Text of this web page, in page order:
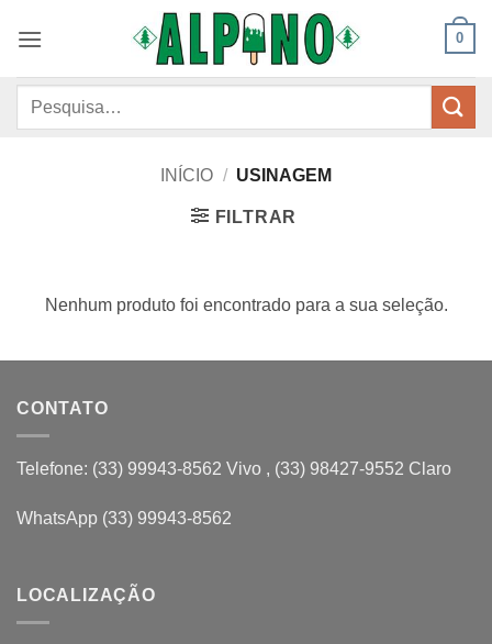
0
Pesquisar
INÍCIO / USINAGEM
FILTRAR
Nenhum produto foi encontrado para a sua seleção.
CONTATO
Telefone: (33) 99943-8562 Vivo , (33) 98427-9552 Claro
WhatsApp (33) 99943-8562
LOCALIZAÇÃO